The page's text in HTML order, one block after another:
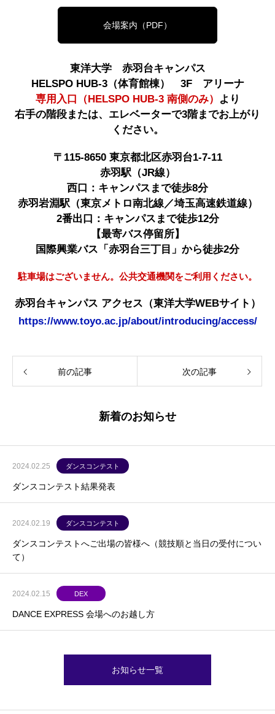
会場案内（PDF）
東洋大学 赤羽台キャンパス
HELSPO HUB-3（体育館棟） 3F アリーナ
専用入口（HELSPO HUB-3 南側のみ）
より
右手の階段または、エレベーターで3階までお上がり
ください。
〒115-8650 東京都北区赤羽台1-7-11
赤羽駅（JR線）
西口：キャンパスまで徒歩8分
赤羽岩淵駅（東京メトロ南北線／埼玉高速鉄道線）
2番出口：キャンパスまで徒歩12分
【最寄バス停留所】
国際興業バス「赤羽台三丁目」から徒歩2分
駐車場はございません。公共交通機関をご利用ください。
赤羽台キャンパス アクセス（東洋大学WEBサイト）
https://www.toyo.ac.jp/about/introducing/access/
前の記事 次の記事
新着のお知らせ
2024.02.25 ダンスコンテスト
ダンスコンテスト結果発表
2024.02.19 ダンスコンテスト
ダンスコンテストへご出場の皆様へ（競技順と当日の受付につい
て）
2024.02.15 DEX
DANCE EXPRESS 会場へのお越し方
お知らせ一覧